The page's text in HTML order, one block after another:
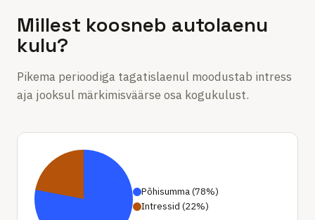
Millest koosneb autolaenu
kulu?
Pikema perioodiga tagatislaenul moodustab intress
aja jooksul märkimisväärse osa kogukulust.
Põhisumma(78%)
Intressid (22%)